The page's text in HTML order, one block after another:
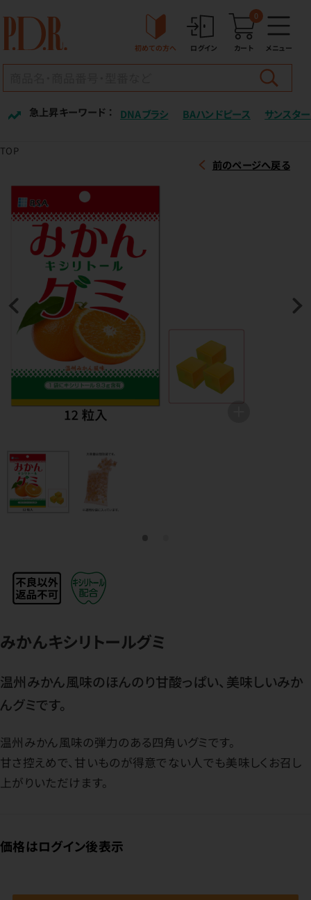
初めての方へ ログイン カート
0
メニュー
急上昇キーワード ： DNAブラシ BAハンドピース サンスター
TOP
前のページへ戻る
みかんキシリトールグミ
温州みかん風味のほんのり甘酸っぱい、美味しいみか
んグミです。
温州みかん風味の弾力のある四角いグミです。
甘さ控えめで、甘いものが得意でない人でも美味しくお召し
上がりいただけます。
価格はログイン後表示